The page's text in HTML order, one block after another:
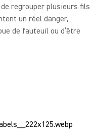
regrouper plusieurs fils
un réel danger,
de fauteuil ou d’être